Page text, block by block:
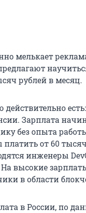
мелькает
рублей в месяц.
Зарплата
без опыта
от 60
инженеры
высокие
в области
в России, по